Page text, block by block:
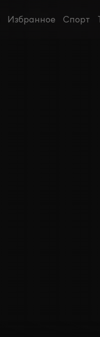
Избранное Спорт